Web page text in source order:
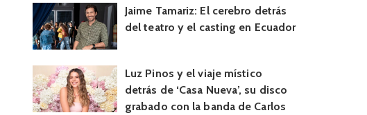
Jaime Tamariz: El cerebro detrás
del teatro y el casting en Ecuador
Luz Pinos y el viaje místico
detrás de ‘Casa Nueva’, su disco
grabado con la banda de Carlos